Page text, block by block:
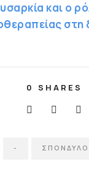
και ο
στη
0 SHARES
-